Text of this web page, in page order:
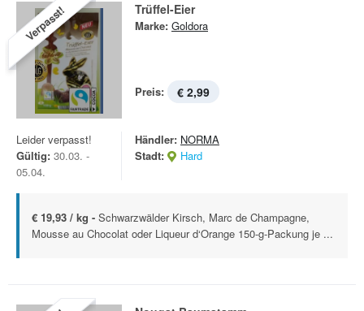
Verpasst! Trüffel-Eier
Marke: Goldora
Preis: € 2,99
Leider verpasst!
Gültig: 30.03. -
05.04.
Händler: NORMA
Stadt:
Hard
€ 19,93 / kg - Schwarzwälder Kirsch, Marc de Champagne,
Mousse au Chocolat oder Liqueur d‘Orange 150-g-Packung je ...